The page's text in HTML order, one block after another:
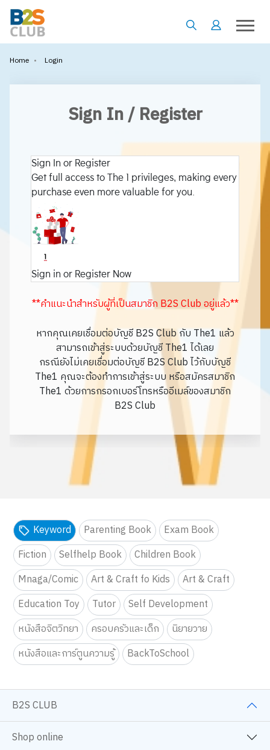
Home • Login
Sign In / Register
Sign In or Register
Get full access to The 1 privileges, making every
purchase even more valuable for you.
Sign in or Register Now
**คำแนะนำสำหรับผู้ที่เป็นสมาชิก B2S Club อยู่แล้ว**
หากคุณเคยเชื่อมต่อบัญชี B2S Club กับ The1 แล้ว
สามารถเข้าสู่ระบบด้วยบัญชี The1 ได้เลย
กรณียังไม่เคยเชื่อมต่อบัญชี B2S Club ไว้กับบัญชี
The1 คุณจะต้องทำการเข้าสู่ระบบ หรือสมัครสมาชิก
The1 ด้วยการกรอกเบอร์โทรหรืออีเมล์ของสมาชิก
B2S Club
Keyword Parenting Book
Exam Book
Fiction
Selfhelp Book
Children Book
Mnaga/Comic
Art & Craft fo Kids
Art & Craft
Education Toy
Tutor
Self Development
หนังสือจิตวิทยา
ครอบครัวและเด็ก
นิยายวาย
หนังสือและการ์ตูนความรู้
BackToSchool
B2S CLUB
Shop online